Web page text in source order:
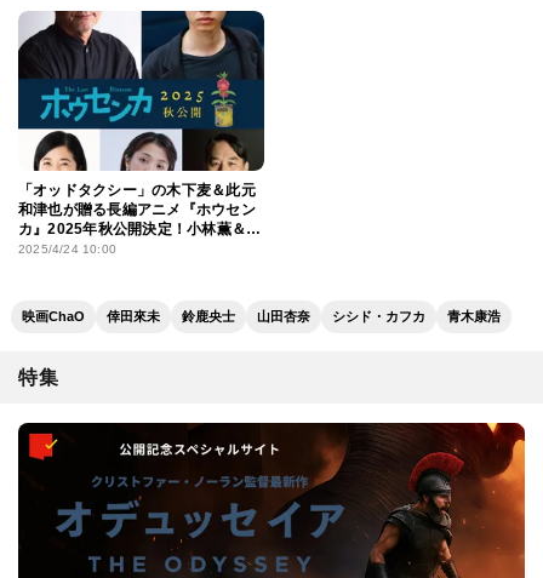
「オッドタクシー」の⽊下⻨＆此元
和津也が贈る長編アニメ『ホウセン
カ』2025年秋公開決定！⼩林薫＆⼾
塚純貴がＷ主演
2025/4/24 10:00
映画ChaO 倖田來未 鈴鹿央士 山田杏奈 シシド・カフカ 青木康浩
特集